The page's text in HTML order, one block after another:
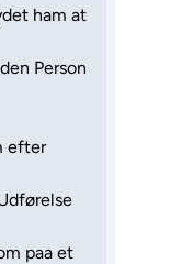
ham at
Person
efter
paa et